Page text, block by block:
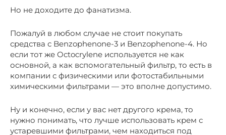
Но не доходите до фанатизма.
Пожалуй в любом случае не стоит покупать
средства с Benzophenone-3 и Benzophenone-4. Но
если тот же Octocrylene используется не как
основной, а как вспомогательный фильтр, то есть в
компании с физическими или фотостабильными
химическими фильтрами — это вполне допустимо.
Ну и конечно, если у вас нет другого крема, то
нужно понимать, что лучше использовать крем с
устаревшими фильтрами, чем находиться под